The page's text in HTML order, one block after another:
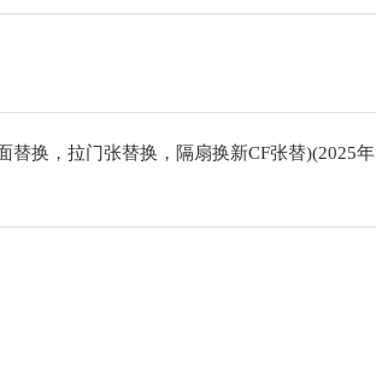
换，拉门张替换，隔扇换新CF张替)(2025年